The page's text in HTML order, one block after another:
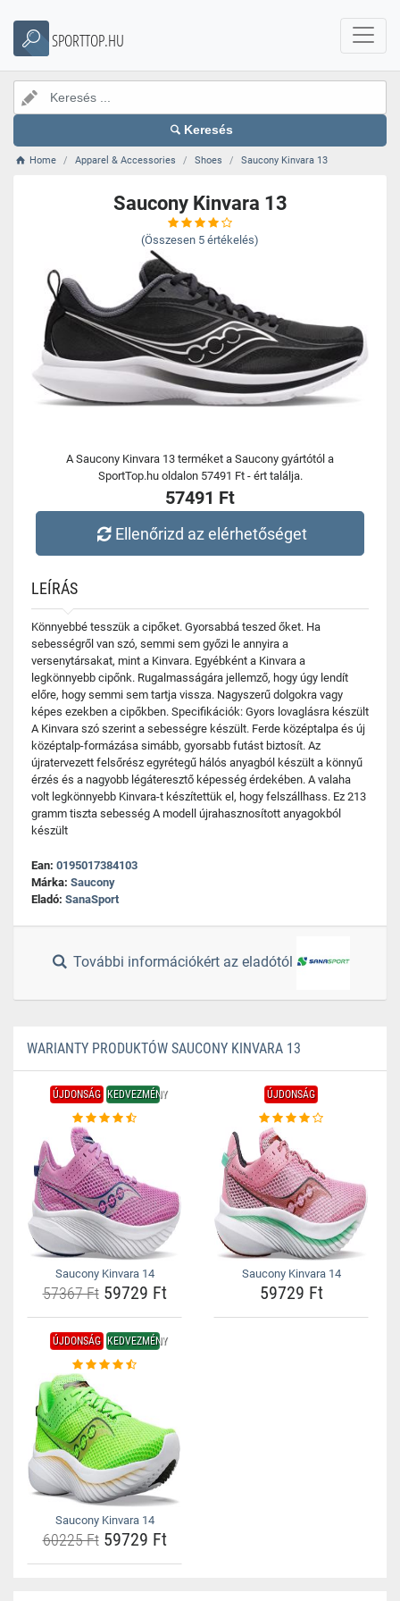
SPORTTOP.HU
Keresés
Home Apparel & Accessories Shoes Saucony Kinvara 13
Saucony Kinvara 13
(Összesen 5 értékelés)
A Saucony Kinvara 13 terméket a Saucony gyártótól a
SportTop.hu oldalon 57491 Ft - ért találja.
57491 Ft
Ellenőrizd az elérhetőséget
LEÍRÁS
Könnyebbé tesszük a cipőket. Gyorsabbá teszed őket. Ha
sebességről van szó, semmi sem győzi le annyira a
versenytársakat, mint a Kinvara. Egyébként a Kinvara a
legkönnyebb cipőnk. Rugalmasságára jellemző, hogy úgy lendít
előre, hogy semmi sem tartja vissza. Nagyszerű dolgokra vagy
képes ezekben a cipőkben. Specifikációk: Gyors lovaglásra készült
A Kinvara szó szerint a sebességre készült. Ferde középtalpa és új
középtalp-formázása simább, gyorsabb futást biztosít. Az
újratervezett felsőrész egyrétegű hálós anyagból készült a könnyű
érzés és a nagyobb légáteresztő képesség érdekében. A valaha
volt legkönnyebb Kinvara-t készítettük el, hogy felszállhass. Ez 213
gramm tiszta sebesség A modell újrahasznosított anyagokból
készült
Ean: 0195017384103
Márka: Saucony
Eladó: SanaSport
További információkért az eladótól
WARIANTY PRODUKTÓW SAUCONY KINVARA 13
ÚJDONSÁG KEDVEZMÉNY
Saucony Kinvara 14
57367 Ft59729 Ft
ÚJDONSÁG
Saucony Kinvara 14
59729 Ft
ÚJDONSÁG KEDVEZMÉNY
Saucony Kinvara 14
60225 Ft59729 Ft